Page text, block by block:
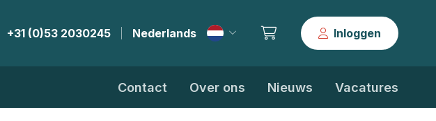
+31 (0)53 2030245 | Nederlands Inloggen
Contact Over ons Nieuws Vacatures